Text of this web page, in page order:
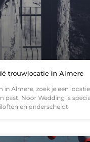
trouwlocatie in Almere
in Almere, zoek je een
past. Noor Wedding is
en onderscheidt